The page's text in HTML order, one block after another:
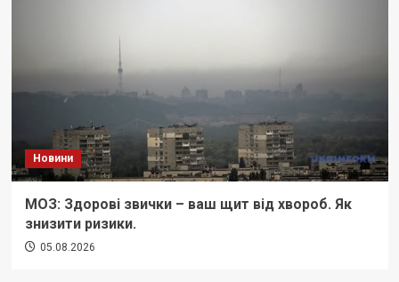
Новини
МОЗ: Здорові звички – ваш щит від хвороб. Як
знизити ризики.
05.08.2026